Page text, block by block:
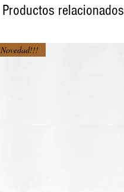
Productos relacionados
Novedad!!!